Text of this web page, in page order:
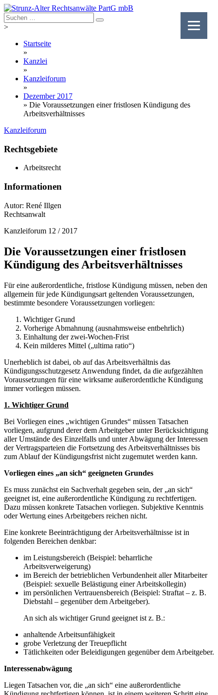
Skip
to
content
>
Startseite
»
Kanzlei
»
Kanzleiforum
»
Dezember 2017
» Die Voraussetzungen einer fristlosen Kündigung des
Arbeitsverhältnisses
Kanzleiforum
Rechtsgebiete
Arbeitsrecht
Informationen
Autor: René Illgen
Rechtsanwalt
Kanzleiforum 12 / 2017
Die Voraussetzungen einer fristlosen
Kündigung des Arbeitsverhältnisses
Für eine außerordentliche, fristlose Kündigung müssen, neben den
allgemein für jede Kündigungsart geltenden Voraussetzungen,
bestimmte besondere Voraussetzungen vorliegen:
Wichtiger Grund
Vorherige Abmahnung (ausnahmsweise entbehrlich)
Einhaltung der zwei-Wochen-Frist
Kein milderes Mittel („ultima ratio“)
Unerheblich ist dabei, ob auf das Arbeitsverhältnis das
Kündigungsschutzgesetz Anwendung findet, da die aufgezählten
Voraussetzungen für eine wirksame außerordentliche Kündigung
immer vorliegen müssen.
1. Wichtiger Grund
Bei Vorliegen eines „wichtigen Grundes“ müssen Tatsachen
vorliegen, aufgrund derer dem Arbeitgeber unter Berücksichtigung
aller Umstände des Einzelfalls und unter Abwägung der Interessen
der Vertragsparteien die Fortsetzung des Arbeitsverhältnisses bis
zum Ablauf der Kündigungsfrist nicht zugemutet werden kann.
Vorliegen eines „an sich“ geeigneten Grundes
Es muss zunächst ein Sachverhalt gegeben sein, der „an sich“
geeignet ist, eine außerordentliche Kündigung zu rechtfertigen.
Dazu müssen konkrete Tatsachen vorliegen. Subjektive Kenntnis
oder Wertung eines Arbeitgebers reichen nicht.
Eine konkrete Beeinträchtigung der Arbeitsverhältnisse ist in
folgenden Bereichen denkbar:
im Leistungsbereich (Beispiel: beharrliche
Arbeitsverweigerung)
im Bereich der betrieblichen Verbundenheit aller Mitarbeiter
(Beispiel: sexuelle Belästigung einer Arbeitskollegin)
im persönlichen Vertrauensbereich (Beispiel: Straftat – z. B.
Diebstahl – gegenüber dem Arbeitgeber).
An sich als wichtiger Grund geeignet ist z. B.:
anhaltende Arbeitsunfähigkeit
grobe Verletzung der Treuepflicht
Tätlichkeiten oder Beleidigungen gegenüber dem Arbeitgeber.
Interessenabwägung
Liegen Tatsachen vor, die „an sich“ eine außerordentliche